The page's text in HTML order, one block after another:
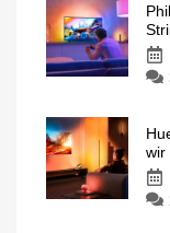
wir